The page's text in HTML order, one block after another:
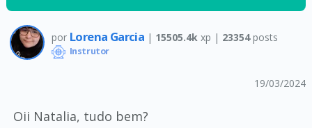
por Lorena Garcia | 15505.4k xp | 23354posts
Instrutor
19/03/2024
Oii Natalia, tudo bem?